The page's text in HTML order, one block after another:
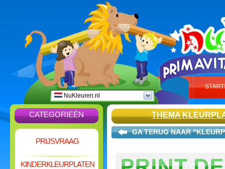
NuKleuren.nl
CATEGORIEËN
PRIJSVRAAG
KINDERKLEURPLATEN
THEMA
GA TERUG NAAR